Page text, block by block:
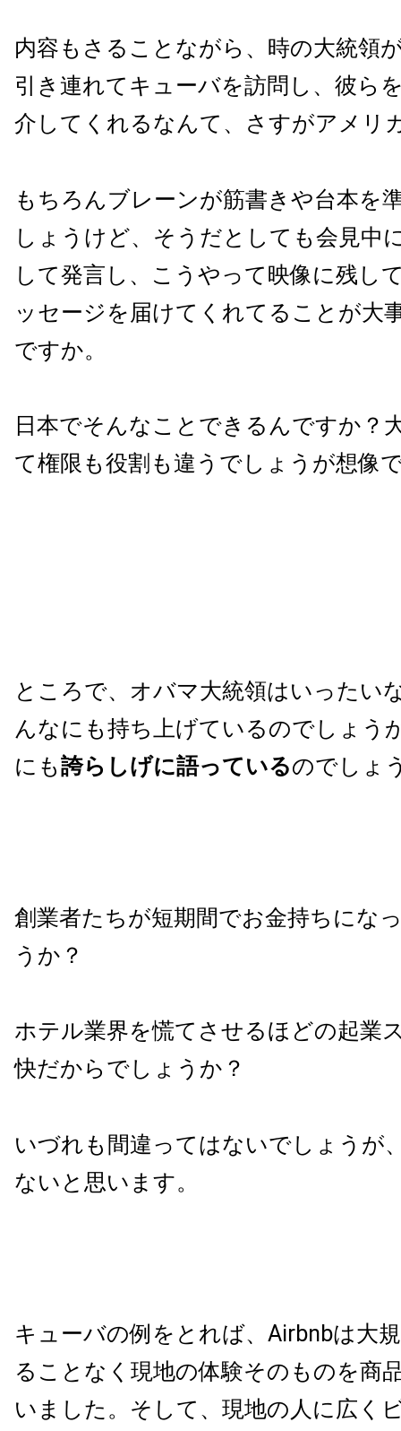
内容もさることながら、時の大統領
引き連れてキューバを訪問し、彼ら
介してくれるなんて、さすがアメリ
もちろんブレーンが筋書きや台本を
しょうけど、そうだとしても会見中
して発言し、こうやって映像に残し
ッセージを届けてくれてることが大
ですか。
日本でそんなことできるんですか？
て権限も役割も違うでしょうが想像
ところで、オバマ大統領はいったい
んなにも持ち上げているのでしょう
にも誇らしげに語っているのでしょ
創業者たちが短期間でお金持ちにな
うか？
ホテル業界を慌てさせるほどの起業
快だからでしょうか？
いづれも間違ってはないでしょうが
ないと思います。
キューバの例をとれば、Airbnbは大
ることなく現地の体験そのものを商
いました。そして、現地の人に広く